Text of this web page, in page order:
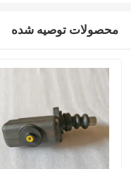
محصولات توصیه شده